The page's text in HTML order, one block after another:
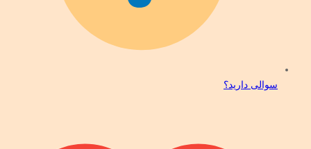
سوالی دارید؟